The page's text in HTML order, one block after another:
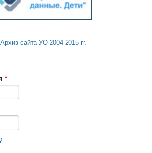
Архив сайта УО 2004-2015 гг.
*